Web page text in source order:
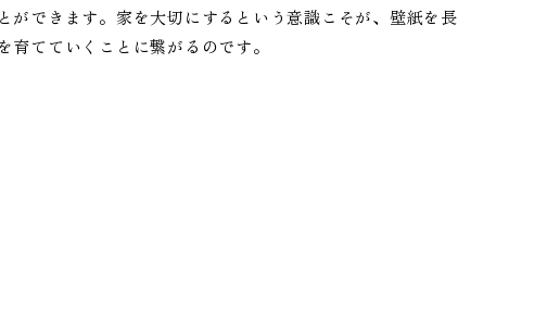
できます。家を大切にするという意識こそが、壁紙を長
てていくことに繋がるのです。